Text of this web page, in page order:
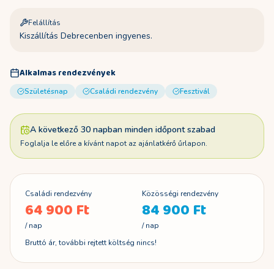
Felállítás
Kiszállítás Debrecenben ingyenes.
Alkalmas rendezvények
Születésnap Családi rendezvény Fesztivál
A következő 30 napban minden időpont szabad
Foglalja le előre a kívánt napot az ajánlatkérő űrlapon.
Családi rendezvény
64 900 Ft
/ nap
Közösségi rendezvény
84 900 Ft
/ nap
Bruttó ár, további rejtett költség nincs!